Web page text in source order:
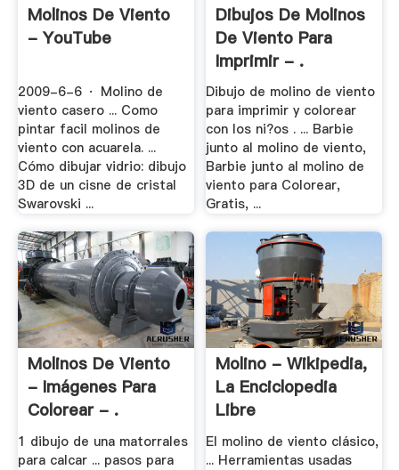
Molinos De Viento
- YouTube
2009-6-6 · Molino de
viento casero ... Como
pintar facil molinos de
viento con acuarela. ...
Cómo dibujar vidrio: dibujo
3D de un cisne de cristal
Swarovski ...
Dibujos De Molinos
De Viento Para
Imprimir - .
Dibujo de molino de viento
para imprimir y colorear
con los ni?os . ... Barbie
junto al molino de viento,
Barbie junto al molino de
viento para Colorear,
Gratis, ...
Molinos De Viento
- Imágenes Para
Colorear - .
1 dibujo de una matorrales
para calcar ... pasos para
Molino - Wikipedia,
La Enciclopedia
Libre
El molino de viento clásico,
... Herramientas usadas